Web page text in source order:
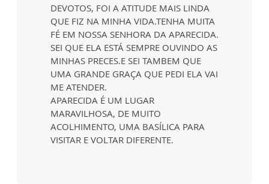
DEVOTOS, FOI A ATITUDE MAIS LINDA
QUE FIZ NA MINHA VIDA.TENHA MUITA
FÉ EM NOSSA SENHORA DA APARECIDA.
SEI QUE ELA ESTÁ SEMPRE OUVINDO AS
MINHAS PRECES.E SEI TAMBEM QUE
UMA GRANDE GRAÇA QUE PEDI ELA VAI
ME ATENDER.
APARECIDA É UM LUGAR
MARAVILHOSA, DE MUITO
ACOLHIMENTO, UMA BASÍLICA PARA
VISITAR E VOLTAR DIFERENTE.